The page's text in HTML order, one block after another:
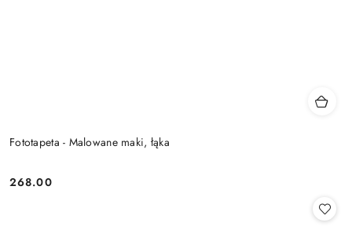
Fototapeta - Malowane maki, łąka
Cena:
268.00